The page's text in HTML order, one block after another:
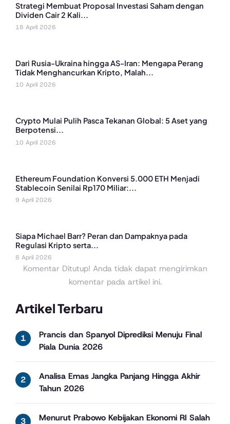
Artikel Terbaru
Prancis dan Spanyol Diprediksi Menuju Final
Piala Dunia 2026
Analisa Emas Jangka Panjang Hingga Akhir
Tahun 2026
Menurut Prabowo Kebijakan Ekonomi RI Salah
Strategi Membuat Proposal Investasi Saham dengan
Dividen Cair 2 Kali...
18 April 2026
Dari Rusia-Ukraina hingga AS-Iran: Mengapa Perang
Tidak Menghancurkan Kripto, Malah...
10 April 2026
Crypto Mulai Pulih Pasca Tekanan Global: 5 Aset yang
Berpotensi...
10 April 2026
Ethereum Foundation Konversi 5.000 ETH Menjadi
Stablecoin Senilai Rp170 Miliar:...
9 April 2026
Siapa Michael Barr? Peran dan Dampaknya pada
Regulasi Kripto serta...
8 April 2026
Komentar Ditutup! Anda tidak dapat mengirimkan
komentar pada artikel ini.